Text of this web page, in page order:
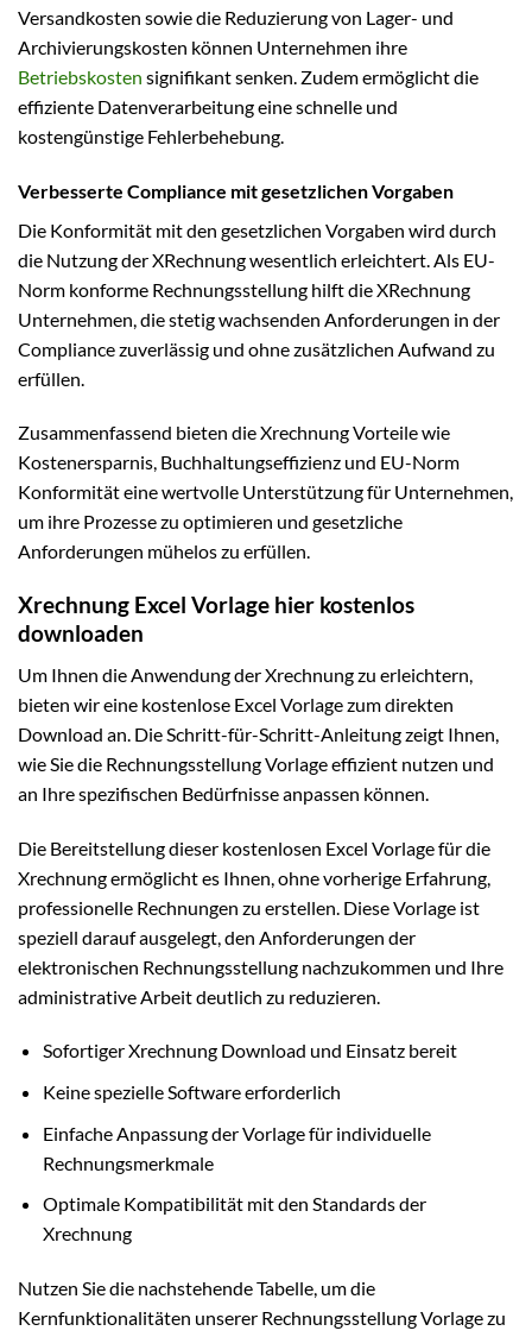
Versandkosten sowie die Reduzierung von Lager- und
Archivierungskosten können Unternehmen ihre
Betriebskosten signifikant senken. Zudem ermöglicht die
effiziente Datenverarbeitung eine schnelle und
kostengünstige Fehlerbehebung.
Verbesserte Compliance mit gesetzlichen Vorgaben
Die Konformität mit den gesetzlichen Vorgaben wird durch
die Nutzung der XRechnung wesentlich erleichtert. Als EU-
Norm konforme Rechnungsstellung hilft die XRechnung
Unternehmen, die stetig wachsenden Anforderungen in der
Compliance zuverlässig und ohne zusätzlichen Aufwand zu
erfüllen.
Zusammenfassend bieten die Xrechnung Vorteile wie
Kostenersparnis, Buchhaltungseffizienz und EU-Norm
Konformität eine wertvolle Unterstützung für Unternehmen,
um ihre Prozesse zu optimieren und gesetzliche
Anforderungen mühelos zu erfüllen.
Xrechnung Excel Vorlage hier kostenlos
downloaden
Um Ihnen die Anwendung der Xrechnung zu erleichtern,
bieten wir eine kostenlose Excel Vorlage zum direkten
Download an. Die Schritt-für-Schritt-Anleitung zeigt Ihnen,
wie Sie die Rechnungsstellung Vorlage effizient nutzen und
an Ihre spezifischen Bedürfnisse anpassen können.
Die Bereitstellung dieser kostenlosen Excel Vorlage für die
Xrechnung ermöglicht es Ihnen, ohne vorherige Erfahrung,
professionelle Rechnungen zu erstellen. Diese Vorlage ist
speziell darauf ausgelegt, den Anforderungen der
elektronischen Rechnungsstellung nachzukommen und Ihre
administrative Arbeit deutlich zu reduzieren.
Sofortiger Xrechnung Download und Einsatz bereit
Keine spezielle Software erforderlich
Einfache Anpassung der Vorlage für individuelle
Rechnungsmerkmale
Optimale Kompatibilität mit den Standards der
Xrechnung
Nutzen Sie die nachstehende Tabelle, um die
Kernfunktionalitäten unserer Rechnungsstellung Vorlage zu